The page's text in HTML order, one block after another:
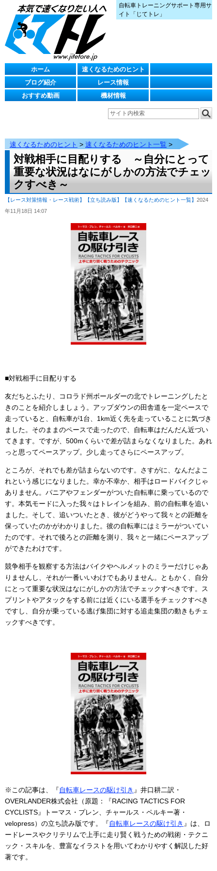
自転車トレーニングサポート専用サ
イト「じてトレ」
ホーム
速くなるためのヒント
ブログ紹介
レース情報
おすすめ動画
機材情報
速くなるためのヒント > 速くなるためのヒント一覧 >
対戦相手に目配りする ～自分にとって
重要な状況はなにがしかの方法でチェッ
クすべき～
【レース対策情報・レース戦術】 【立ち読み版】 【速くなるためのヒント一覧】 2024
年11月18日 14:07
■対戦相手に目配りする
友だちとふたり、コロラド州ボールダーの北でトレーニングしたと
きのことを紹介しましょう。アップダウンの田舎道を一定ペースで
走っていると、自転車が1台、1km近く先を走っていることに気づき
ました。そのままのペースで走ったので、自転車はだんだん近づい
てきます。ですが、500mくらいで差が詰まらなくなりました。あれ
っと思ってペースアップ。少し走ってさらにペースアップ。
ところが、それでも差が詰まらないのです。さすがに、なんだよこ
れという感じになりました。幸か不幸か、相手はロードバイクじゃ
ありません。パニアやフェンダーがついた自転車に乗っているので
す。本気モードに入った我々はトレインを組み、前の自転車を追い
ました。そして、追いついたとき、彼がどうやって我々との距離を
保っていたのかがわかりました。彼の自転車にはミラーがついてい
たのです。それで後ろとの距離を測り、我々と一緒にペースアップ
ができたわけです。
競争相手を観察する方法はバイクやヘルメットのミラーだけじゃあ
りませんし、それが一番いいわけでもありません。ともかく、自分
にとって重要な状況はなにがしかの方法でチェックすべきです。ス
プリントやアタックをする前には近くにいる選手をチェックすべき
ですし、自分が乗っている逃げ集団に対する追走集団の動きもチェ
ックすべきです。
※この記事は、『自転車レースの駆け引き 』井口耕二訳・
OVERLANDER株式会社（原題：『RACING TACTICS FOR
CYCLISTS』トーマス・プレン、チャールス・ペルキー著・
velopress）の立ち読み版です。『自転車レースの駆け引き 』は、ロ
ードレースやクリテリムで上手に走り賢く戦うための戦術・テクニ
ック・スキルを、豊富なイラストを用いてわかりやすく解説した好
著です。